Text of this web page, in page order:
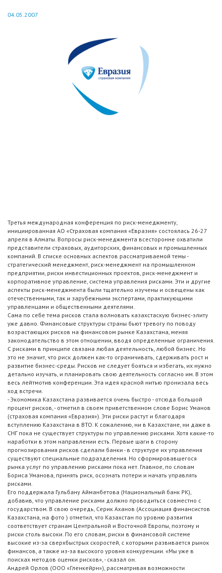
04.05.2007
Третья международная конференция по риск-менеджменту,
инициированная АО «Страховая компания «Евразия» состоялась 26-27
апреля в Алматы. Вопросы риск-менеджмента всесторонне охватили
представители страховых, аудиторских, финансовых и промышленных
компаний. В списке основных аспектов рассматриваемой темы -
стратегический менеджмент, риск-менеджмент на промышленном
предприятии, риски инвестиционных проектов, риск-менеджмент и
корпоративное управление, система управления рисками. Эти и другие
аспекты риск-менеджмента были тщательно изучены и освещены как
отечественными, так и зарубежными экспертами, практикующими
управленцами и общественными деятелями.
Сама по себе тема рисков стала волновать казахстаскую бизнес-элиту
уже давно. Финансовые структуры страны бьют тревогу по поводу
возрастающих рисков на финансовом рынке Казахстана, меняя
законодательство в этом отношении, вводя определенные ограничения.
С рисками в принципе связана любая деятельность, любой бизнес. Но
это не значит, что риск должен как-то ограничивать, сдерживать рост и
развитие бизнес-среды. Рисков не следует бояться и избегать, их нужно
детально изучать, и планировать свою деятельность согласно им. В этом
весь лейтмотив конференции. Эта идея красной нитью пронизала весь
ход встречи.
- Экономика Казахстана развивается очень быстро - отсюда большой
процент рисков, - отметил в своем приветственном слове Борис Уманов
(страховая компания «Евразия»). Эти риски растут и благодаря
вступлению Казахстана в ВТО. К сожалению, ни в Казахстане, ни даже в
СНГ пока не существует структуры по управлению рисками. Хотя какие-то
наработки в этом направлении есть. Первые шаги в сторону
прогнозирования рисков сделали банки - в структуре их управления
существуют специальные подразделения. Но сформировавшегося
рынка услуг по управлению рисками пока нет. Главное, по словам
Бориса Уманова, принять риск, осознать потери и начать управлять
рисками.
Его поддержала Гульбану Айманбетова (Национальный банк РК),
добавив, что управление рисками должно проводиться совместно с
государством. В свою очередь, Серик Аханов (Ассоциация финансистов
Казахстана, на фото ) отметил, что Казахстан по уровню развития
соответствует странам Центральной и Восточной Европы, поэтому и
риски столь высоки. По его словам, риски в финансовой системе
высокие из-за сверхбыстрых скоростей, с которыми развивается рынок
финансов, а также из-за высокого уровня конкуренции. «Мы уже в
поисках методов оценки рисков», - сказал он.
Андрей Орлов (ООО «Гленкейрн»), рассматривая возможности